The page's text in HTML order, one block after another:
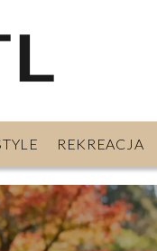
REKREACJA